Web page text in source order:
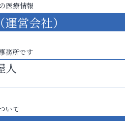
医療情報
営会社）
務所です
人
いて